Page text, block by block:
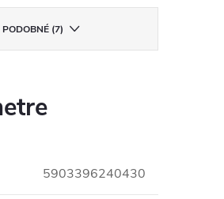
PODOBNÉ (7)
5903396240430